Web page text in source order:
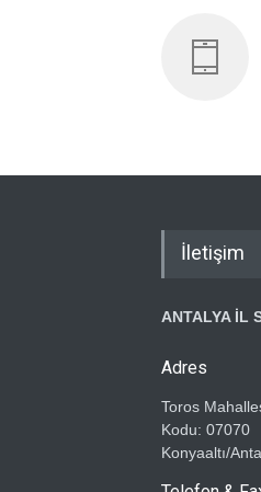
İletişim
ANTALYA İL
Adres
Toros
Kodu: 07070
Konyaaltı/